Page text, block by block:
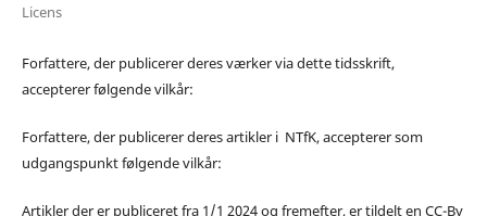
Licens
Forfattere, der publicerer deres værker via dette tidsskrift,
accepterer følgende vilkår:
Forfattere, der publicerer deres artikler i NTfK, accepterer som
udgangspunkt følgende vilkår:
Artikler der er publiceret fra 1/1 2024 og fremefter, er tildelt en CC-By